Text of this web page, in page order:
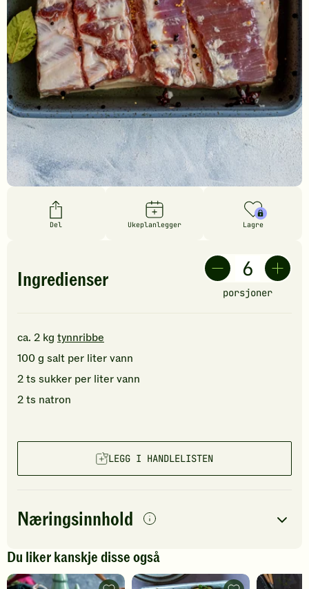
Del Ukeplanlegger Lagre
Ingredienser
porsjoner
ca. 2 kg tynnribbe
100g salt per liter vann
2ts sukker per liter vann
2ts natron
LEGG I HANDLELISTEN
Næringsinnhold
per porsjon
Navn på
næringsstoffetantall
Energi 1243kcal
Du liker kanskje disse også